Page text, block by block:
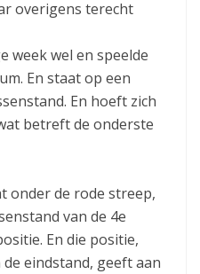
overigens terecht
week wel en speelde
En staat op een
En hoeft zich
betreft de onderste
onder de rode streep,
van de 4e
En die positie,
eindstand, geeft aan